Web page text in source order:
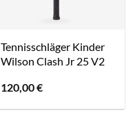
Tennisschläger Kinder
Wilson Clash Jr 25 V2
120,00€